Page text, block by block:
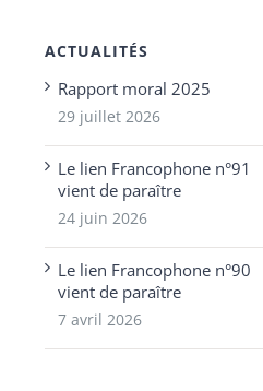
ACTUALITÉS
Rapport moral 2025
29 juillet 2026
Le lien Francophone n°91
vient de paraître
24 juin 2026
Le lien Francophone n°90
vient de paraître
7 avril 2026